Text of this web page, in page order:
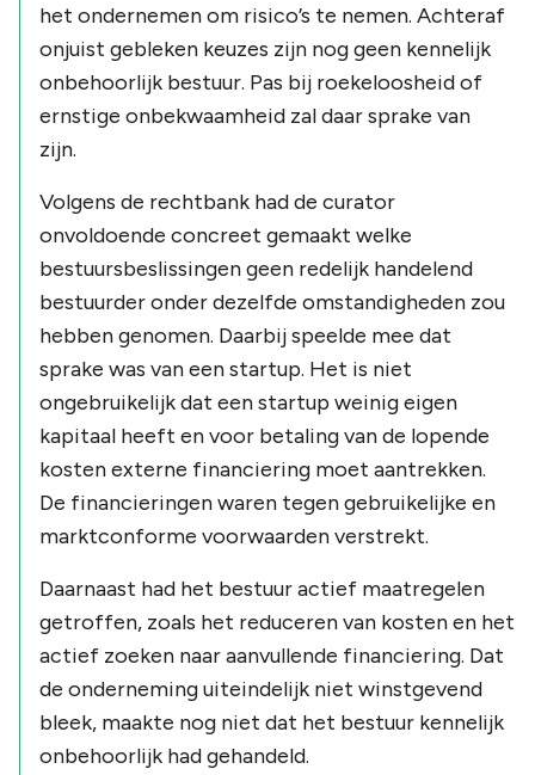
het ondernemen om risico’s te nemen. Achteraf
onjuist gebleken keuzes zijn nog geen kennelijk
onbehoorlijk bestuur. Pas bij roekeloosheid of
ernstige onbekwaamheid zal daar sprake van
zijn.
Volgens de rechtbank had de curator
onvoldoende concreet gemaakt welke
bestuursbeslissingen geen redelijk handelend
bestuurder onder dezelfde omstandigheden zou
hebben genomen. Daarbij speelde mee dat
sprake was van een startup. Het is niet
ongebruikelijk dat een startup weinig eigen
kapitaal heeft en voor betaling van de lopende
kosten externe financiering moet aantrekken.
De financieringen waren tegen gebruikelijke en
marktconforme voorwaarden verstrekt.
Daarnaast had het bestuur actief maatregelen
getroffen, zoals het reduceren van kosten en het
actief zoeken naar aanvullende financiering. Dat
de onderneming uiteindelijk niet winstgevend
bleek, maakte nog niet dat het bestuur kennelijk
onbehoorlijk had gehandeld.